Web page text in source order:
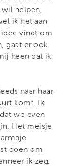
helpen,
ik het aan
vindt om
gaat er ook
heen dat ik
naar haar
komt. Ik
we even
Het meisje
doen om
ik zeg: